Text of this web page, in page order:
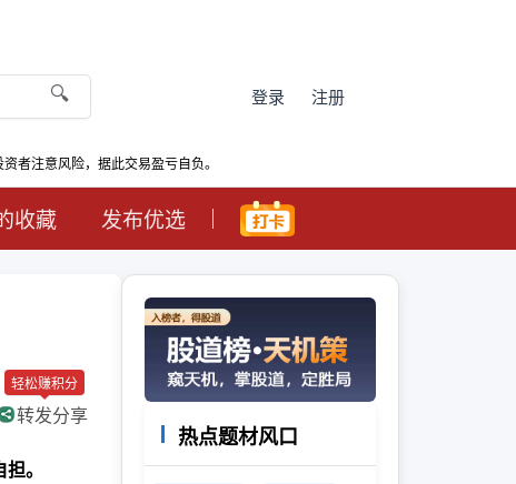
🔍 登录 注册
者注意风险，据此交易盈亏自负。
收藏 发布优选
轻松赚积分
转发分享
。
热点题材风口